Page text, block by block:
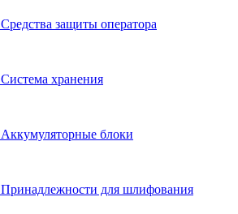
Средства защиты оператора
Система хранения
Аккумуляторные блоки
Принадлежности для шлифования